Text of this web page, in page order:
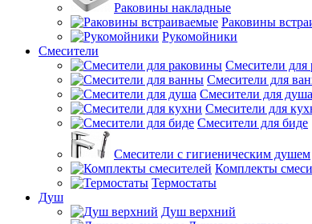
Раковины накладные
Раковины
Рукомойники
Смесители
Смесители для
Смесители для
Смесители для душа
Смесители для
Смесители для биде
Смесители с гигиеническим душем
Комплекты
Термостаты
Душ
Душ верхний